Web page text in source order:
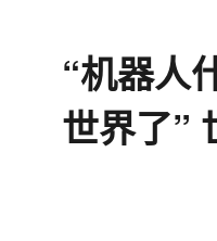
“机器人
世界了”